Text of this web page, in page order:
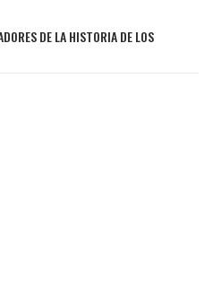
DE LA HISTORIA DE LOS